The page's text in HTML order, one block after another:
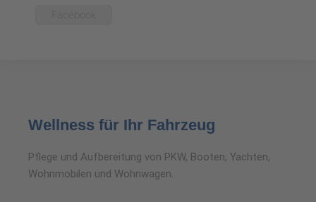
Wellness für Ihr Fahrzeug
Pflege und Aufbereitung von PKW, Booten, Yachten,
Wohnmobilen und Wohnwagen.